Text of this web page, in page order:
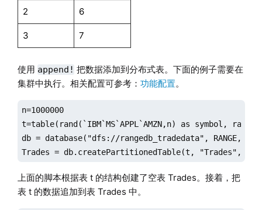
2 6
3 7
使用 append! 把数据添加到分布式表。下面的例子需要在
集群中执行。相关配置可参考： 功能配置。
n=1000000
t=table(rand(`IBM`MS`APPL`AMZN,n) as symbol,
db = database("dfs://rangedb_tradedata", RANGE,
Trades = db.createPartitionedTable(t, "Trades",
上面的脚本根据表 t 的结构创建了空表 Trades。接着，把
表 t 的数据追加到表 Trades 中。